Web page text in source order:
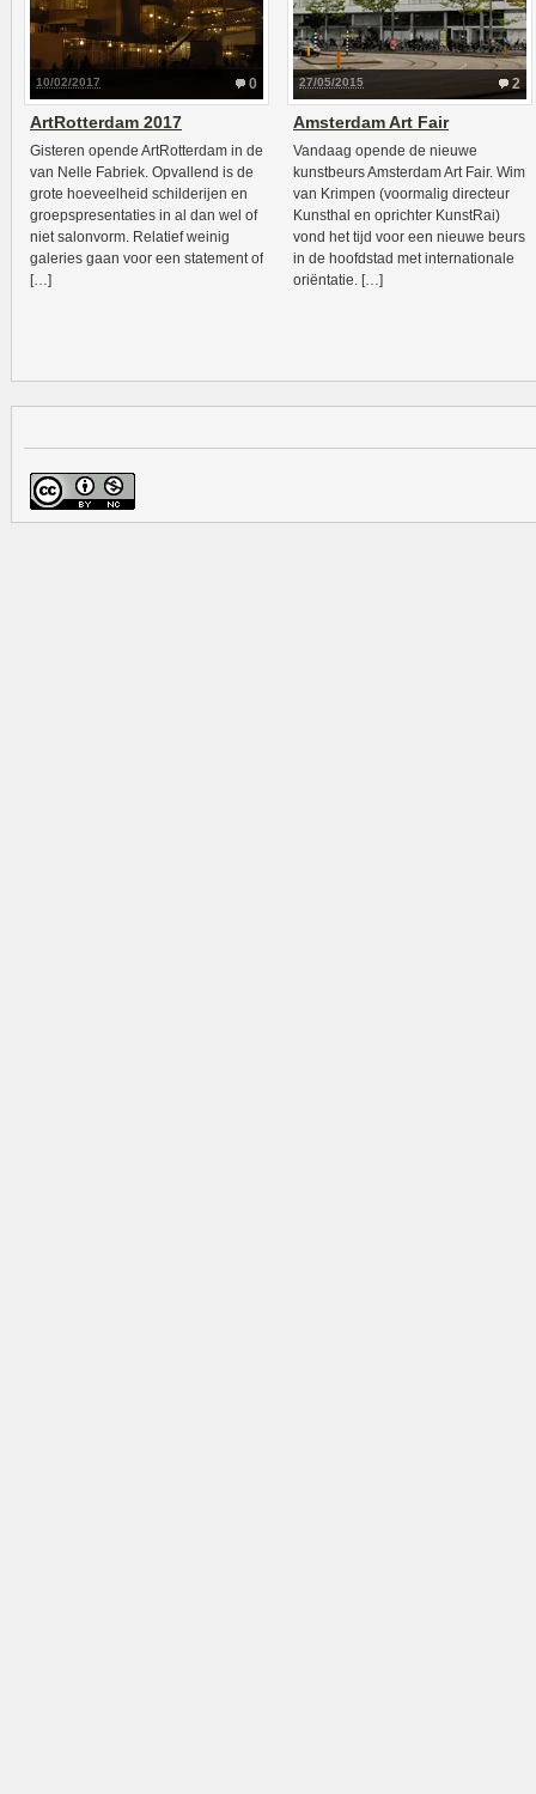
0
10/02/2017
ArtRotterdam 2017
Gisteren opende ArtRotterdam in de
van Nelle Fabriek. Opvallend is de
grote hoeveelheid schilderijen en
groepspresentaties in al dan wel of
niet salonvorm. Relatief weinig
galeries gaan voor een statement of
[…]
2
27/05/2015
Amsterdam Art Fair
Vandaag opende de nieuwe
kunstbeurs Amsterdam Art Fair. Wim
van Krimpen (voormalig directeur
Kunsthal en oprichter KunstRai)
vond het tijd voor een nieuwe beurs
in de hoofdstad met internationale
oriëntatie. […]